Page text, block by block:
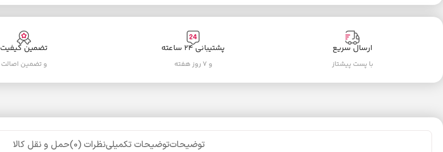
ارسال سریع
با پست پیشتاز
پشتیبانی ۲۴ ساعته
و ۷ روز هفته
تضمین کیفیت
و تضمین اصالت
توضیحاتتوضیحات تکمیلینظرات (0) حمل و نقل کالا